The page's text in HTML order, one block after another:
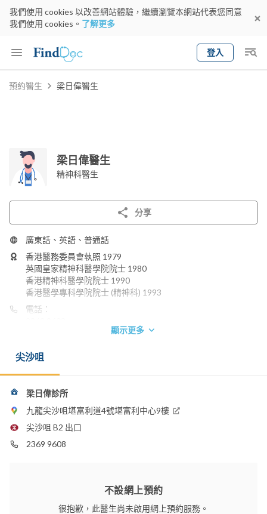
我們使用 cookies 以改善網站體驗，繼續瀏覽本網站代表您同意
我們使用 cookies。 了解更多
登入
Keyword
預約醫生 梁日偉醫生
梁日偉醫生
精神科醫生
分享
廣東話、英語、普通話
香港醫務委員會執照 1979
英國皇家精神科醫學院院士 1980
香港精神科醫學院院士 1990
香港醫學專科學院院士 (精神科) 1993
電話：
顯示更多
尖沙咀
梁日偉診所
九龍尖沙咀堪富利道4號堪富利中心9樓
尖沙咀 B2 出口
2369 9608
不設網上預約
很抱歉，此醫生尚未啟用網上預約服務。